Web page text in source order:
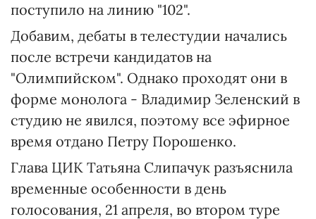
поступило на линию "102".
Добавим, дебаты в телестудии начались
после встречи кандидатов на
"Олимпийском". Однако проходят они в
форме монолога - Владимир Зеленский в
студию не явился, поэтому все эфирное
время отдано Петру Порошенко.
Глава ЦИК Татьяна Слипачук разъяснила
временные особенности в день
голосования, 21 апреля, во втором туре